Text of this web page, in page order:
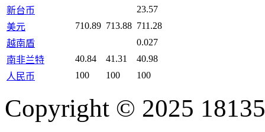
新台币
23.57
美元
710.89 713.88 711.28
越南盾
0.027
南非兰特
40.84 41.31
40.98
人民币
100 100 100
Copyright © 2025